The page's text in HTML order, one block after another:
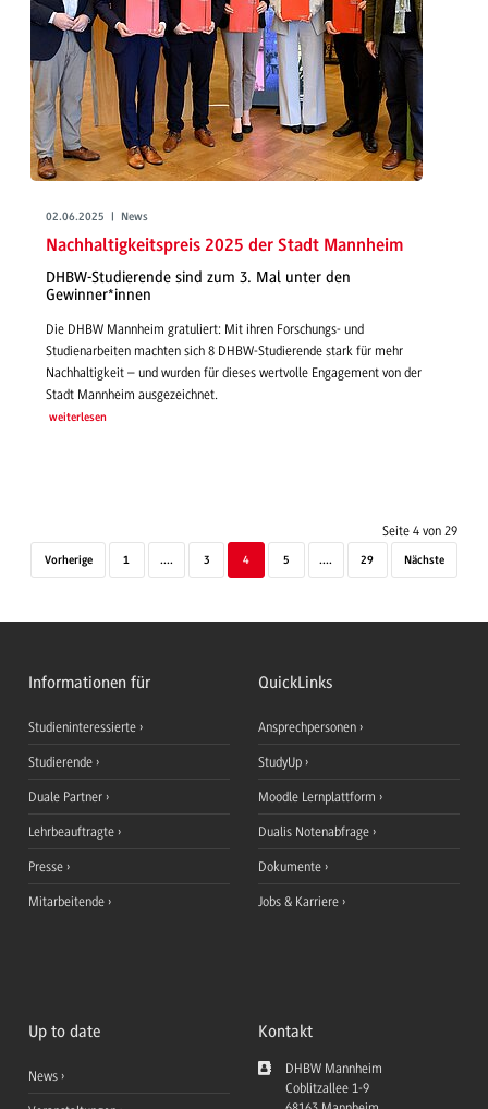
02.06.2025 | News
Nachhaltigkeitspreis 2025 der Stadt Mannheim
DHBW-Studierende sind zum 3. Mal unter den
Gewinner*innen
Die DHBW Mannheim gratuliert: Mit ihren Forschungs- und
Studienarbeiten machten sich 8 DHBW-Studierende stark für mehr
Nachhaltigkeit – und wurden für dieses wertvolle Engagement von der
Stadt Mannheim ausgezeichnet.
weiterlesen
Seite 4 von 29
Vorherige 1 .... 3 4 5 .... 29 Nächste
Informationen für
Studieninteressierte
Studierende
Duale Partner
Lehrbeauftragte
Presse
Mitarbeitende
QuickLinks
Ansprechpersonen
StudyUp
Moodle Lernplattform
Dualis Notenabfrage
Dokumente
Jobs & Karriere
Up to date
News
Kontakt
DHBW Mannheim
Coblitzallee 1-9